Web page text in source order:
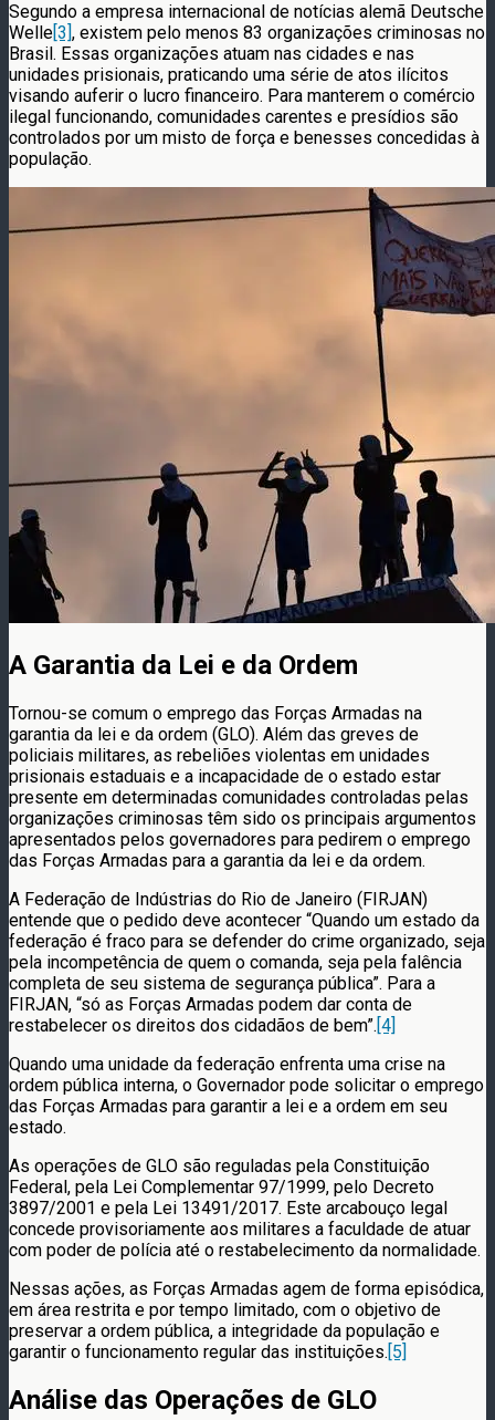
Segundo a empresa internacional de notícias alemã Deutsche
Welle [3] , existem pelo menos 83 organizações criminosas no
Brasil. Essas organizações atuam nas cidades e nas
unidades prisionais, praticando uma série de atos ilícitos
visando auferir o lucro financeiro. Para manterem o comércio
ilegal funcionando, comunidades carentes e presídios são
controlados por um misto de força e benesses concedidas à
população.
A Garantia da Lei e da Ordem
Tornou-se comum o emprego das Forças Armadas na
garantia da lei e da ordem (GLO). Além das greves de
policiais militares, as rebeliões violentas em unidades
prisionais estaduais e a incapacidade de o estado estar
presente em determinadas comunidades controladas pelas
organizações criminosas têm sido os principais argumentos
apresentados pelos governadores para pedirem o emprego
das Forças Armadas para a garantia da lei e da ordem.
A Federação de Indústrias do Rio de Janeiro (FIRJAN)
entende que o pedido deve acontecer “Quando um estado da
federação é fraco para se defender do crime organizado, seja
pela incompetência de quem o comanda, seja pela falência
completa de seu sistema de segurança pública”. Para a
FIRJAN, “só as Forças Armadas podem dar conta de
restabelecer os direitos dos cidadãos de bem”. [4]
Quando uma unidade da federação enfrenta uma crise na
ordem pública interna, o Governador pode solicitar o emprego
das Forças Armadas para garantir a lei e a ordem em seu
estado.
As operações de GLO são reguladas pela Constituição
Federal, pela Lei Complementar 97/1999, pelo Decreto
3897/2001 e pela Lei 13491/2017. Este arcabouço legal
concede provisoriamente aos militares a faculdade de atuar
com poder de polícia até o restabelecimento da normalidade.
Nessas ações, as Forças Armadas agem de forma episódica,
em área restrita e por tempo limitado, com o objetivo de
preservar a ordem pública, a integridade da população e
garantir o funcionamento regular das instituições. [5]
Análise das Operações de GLO